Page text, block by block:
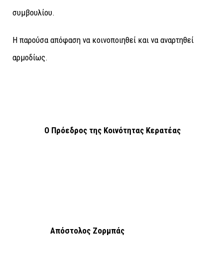
συμβουλίου.
Η παρούσα απόφαση να κοινοποιηθεί και να αναρτηθεί
αρμοδίως.
Ο Πρόεδρος της Κοινότητας Κερατέας
Απόστολος Ζορμπάς